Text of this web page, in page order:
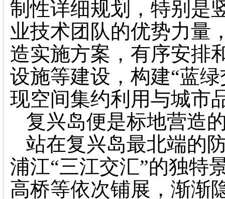
制性详细规划，特别是
业技术团队的优势力量
造实施方案，有序安排
设施等建设，构建“蓝
现空间集约利用与城市
复兴岛便是标地营造
站在复兴岛最北端的
浦江“三江交汇”的独特
高桥等依次铺展，渐渐